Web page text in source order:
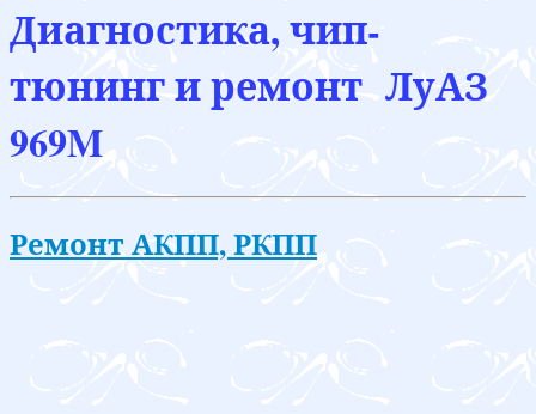
Диагностика, чип-
тюнинг и ремонт ЛуАЗ
969M
Ремонт АКПП, РКПП